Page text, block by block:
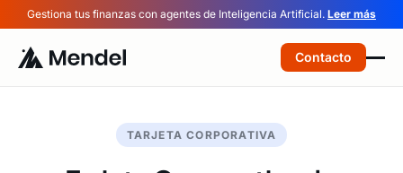
Gestiona tus finanzas con agentes de Inteligencia Artificial. Leer más
Contacto
TARJETA CORPORATIVA